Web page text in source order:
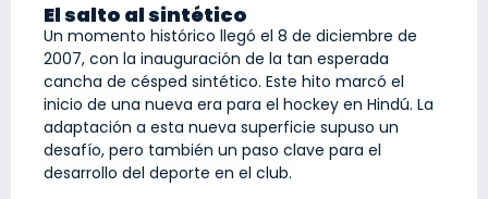
El salto al sintético
Un momento histórico llegó el 8 de diciembre de
2007, con la inauguración de la tan esperada
cancha de césped sintético. Este hito marcó el
inicio de una nueva era para el hockey en Hindú. La
adaptación a esta nueva superficie supuso un
desafío, pero también un paso clave para el
desarrollo del deporte en el club.